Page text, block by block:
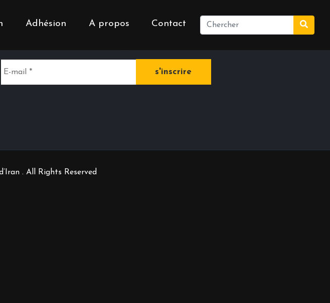
Adhésion A propos Contact
Inscrivez-vous à notre newsletter
. All Rights Reserved